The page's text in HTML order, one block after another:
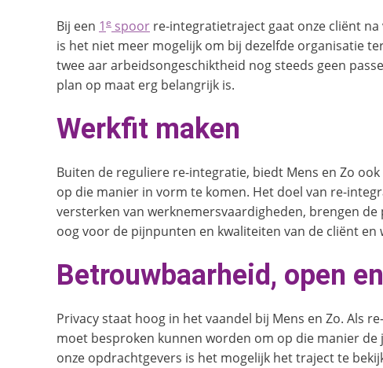
Bij een 1e spoor re-integratietraject gaat onze cliënt
is het niet meer mogelijk om bij dezelfde organisatie
twee aar arbeidsongeschiktheid nog steeds geen
plan op maat erg belangrijk is.
Werkfit maken
Buiten de reguliere re-integratie, biedt Mens en Zo
op die manier in vorm te komen. Het doel van re-
versterken van werknemersvaardigheden, brengen
oog voor de pijnpunten en kwaliteiten van de cliënt
Betrouwbaarheid, open
Privacy staat hoog in het vaandel bij Mens en Zo. Als
moet besproken kunnen worden om op die manier
onze opdrachtgevers is het mogelijk het traject te